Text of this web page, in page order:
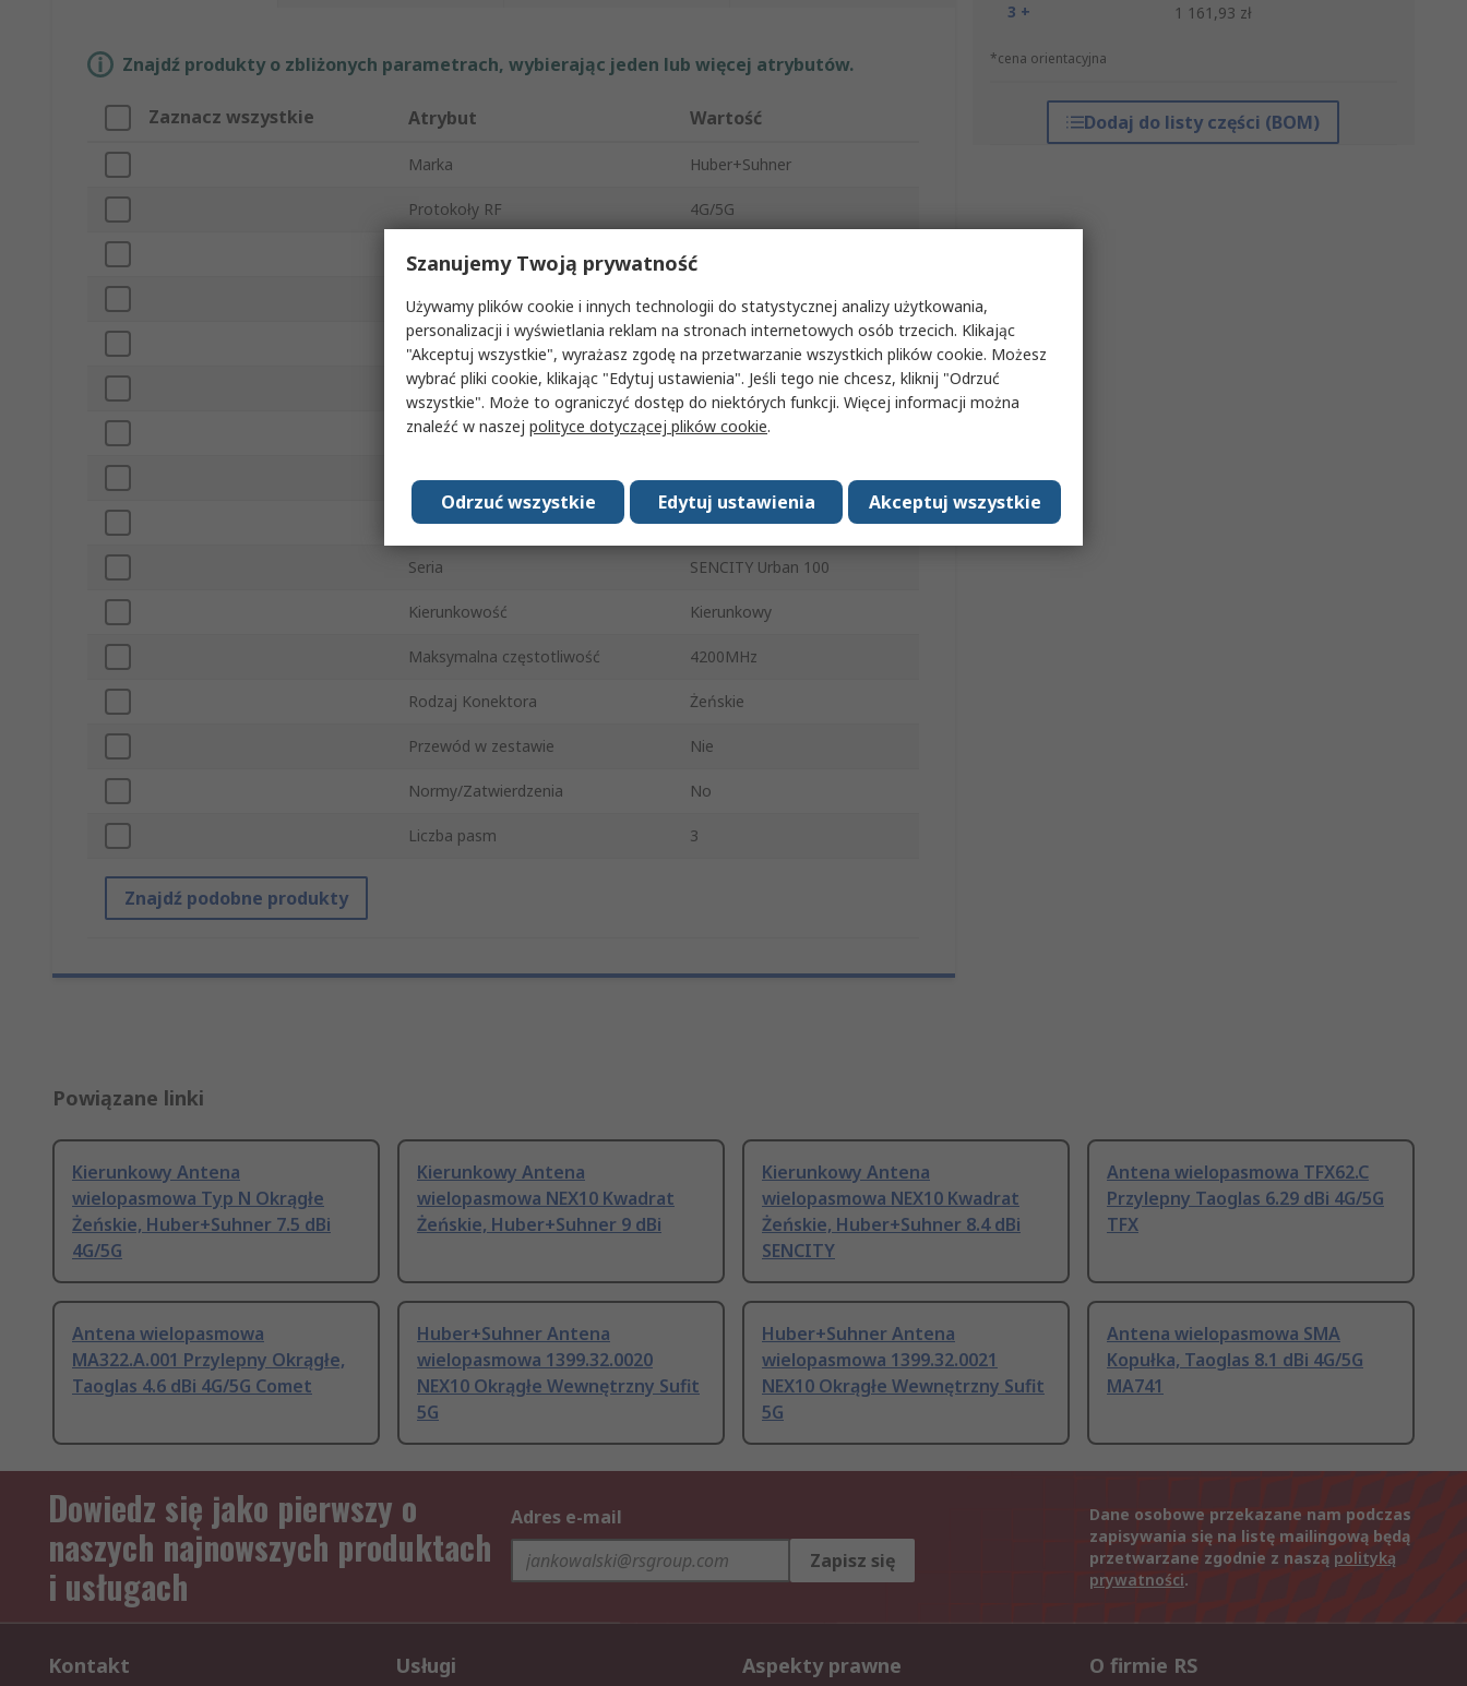
3 +
1 161,93 zł
*cena orientacyjna
Dodaj do listy części (BOM)
Znajdź produkty o zbliżonych parametrach, wybierając jeden lub więcej atrybutów.
Zaznacz wszystkie Atrybut Wartość
Marka Huber+Suhner
Protokoły RF 4G/5G
Typ produktu Antena wielopasmowa
Typ Konektora NEX10
Częstotliwość minimalna
Wzmocnienie 7.5dBi
Typ montażu anteny Obejma
Wewnętrzne/zewnętrzne Zewnętrzny
Wykonanie anteny Okrągłe
Seria SENCITY Urban 100
Kierunkowość Kierunkowy
Maksymalna częstotliwość 4200MHz
Rodzaj Konektora Żeńskie
Przewód w zestawie Nie
Normy/Zatwierdzenia No
Liczba pasm 3
Znajdź podobne produkty
Powiązane linki
Kierunkowy Antena
wielopasmowa Typ N Okrągłe
Żeńskie, Huber+Suhner 7.5 dBi
4G/5G
Kierunkowy Antena
wielopasmowa NEX10 Kwadrat
Żeńskie, Huber+Suhner 9 dBi
Kierunkowy Antena
wielopasmowa NEX10 Kwadrat
Żeńskie, Huber+Suhner 8.4 dBi
SENCITY
Antena wielopasmowa TFX62.C
Przylepny Taoglas 6.29 dBi 4G/5G
TFX
Antena wielopasmowa
MA322.A.001 Przylepny Okrągłe,
Taoglas 4.6 dBi 4G/5G Comet
Huber+Suhner Antena
wielopasmowa 1399.32.0020
NEX10 Okrągłe Wewnętrzny Sufit
5G
Huber+Suhner Antena
wielopasmowa 1399.32.0021
NEX10 Okrągłe Wewnętrzny Sufit
5G
Antena wielopasmowa SMA
Kopułka, Taoglas 8.1 dBi 4G/5G
MA741
Dowiedz się jako pierwszy o
naszych najnowszych produktach
i usługach
Adres e-mail
Zapisz się
Dane osobowe przekazane nam podczas
zapisywania się na listę mailingową będą
przetwarzane zgodnie z naszą polityką
prywatności.
Kontakt Usługi Aspekty prawne O firmie RS
Szanujemy Twoją prywatność
Używamy plików cookie i innych technologii do statystycznej analizy użytkowania,
personalizacji i wyświetlania reklam na stronach internetowych osób trzecich. Klikając
"Akceptuj wszystkie", wyrażasz zgodę na przetwarzanie wszystkich plików cookie. Możesz
wybrać pliki cookie, klikając "Edytuj ustawienia". Jeśli tego nie chcesz, kliknij "Odrzuć
wszystkie". Może to ograniczyć dostęp do niektórych funkcji. Więcej informacji można
znaleźć w naszej polityce dotyczącej plików cookie.
Akceptuj wszystkie
Edytuj ustawienia
Odrzuć wszystkie